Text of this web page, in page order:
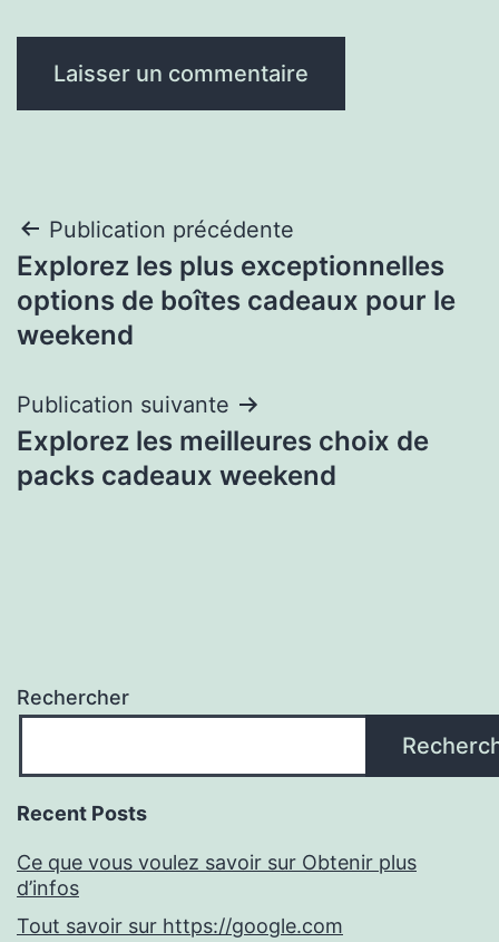
Navigation
de
l’article
Publication précédente
Explorez les plus exceptionnelles
options de boîtes cadeaux pour le
weekend
Publication suivante
Explorez les meilleures choix de
packs cadeaux weekend
Rechercher
Recent Posts
Ce que vous voulez savoir sur Obtenir plus
d’infos
Tout savoir sur https://google.com